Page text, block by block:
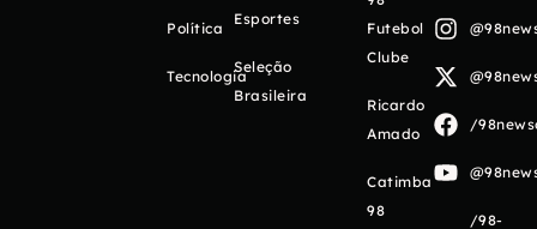
Política
Tecnologia
Esportes
Seleção
Brasileira
Futebol
Clube
Ricardo
Amado
Catimba
98
/
/98-